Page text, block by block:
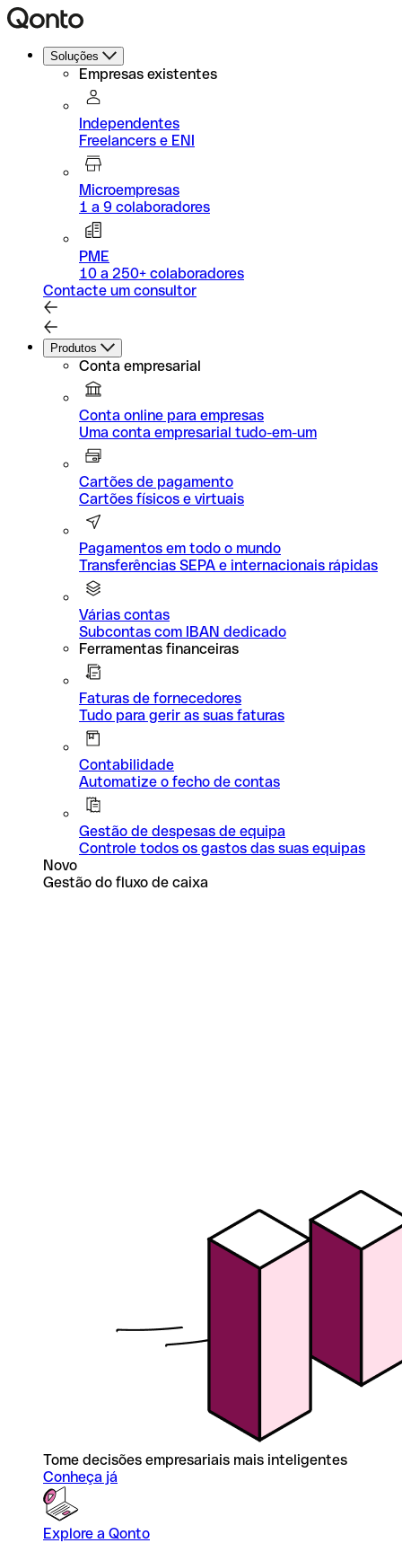
Soluções
Empresas existentes
Independentes
Freelancers e ENI
Microempresas
1 a 9 colaboradores
PME
10 a 250+ colaboradores
Contacte um consultor
Produtos
Conta empresarial
Conta online para empresas
Uma conta empresarial tudo-em-um
Cartões de pagamento
Cartões físicos e virtuais
Pagamentos em todo o mundo
Transferências SEPA e internacionais rápidas
Várias contas
Subcontas com IBAN dedicado
Ferramentas financeiras
Faturas de fornecedores
Tudo para gerir as suas faturas
Contabilidade
Automatize o fecho de contas
Gestão de despesas de equipa
Controle todos os gastos das suas equipas
Novo
Gestão do fluxo de caixa
Tome decisões empresariais mais inteligentes
Conheça já
Explore a Qonto